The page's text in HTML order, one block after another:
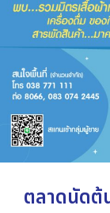
ตลาดนัดต้